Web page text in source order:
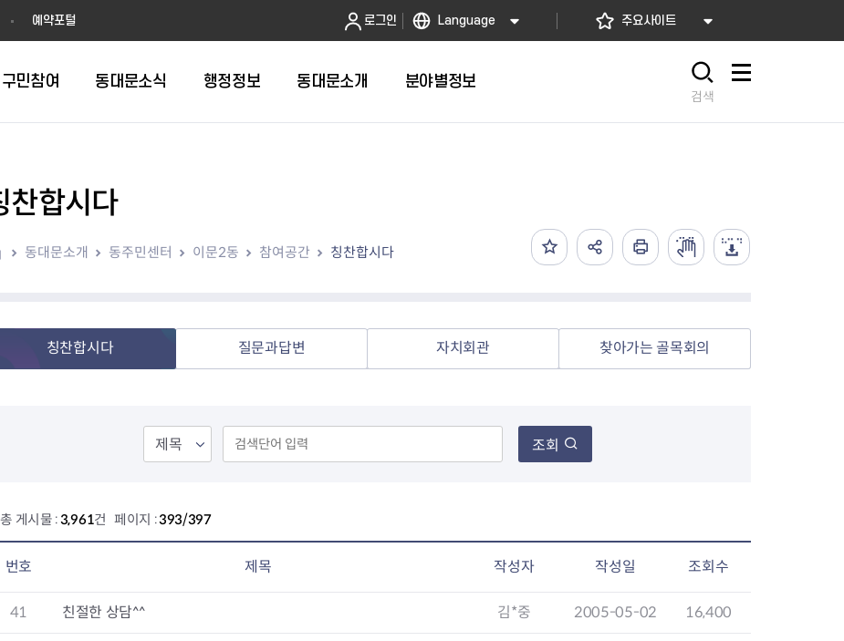
예약포털 로그인 Language 주요사이트
대형폐기물신청
청년 행정체험단 신청
민원통합상담창구
구민참여
공유공간 대관 시설 안내
나눔의 장터마당
동대문소식
지
‧다자녀지원 안내
행정정보
제도
시
고
행정정보 사전공표
결재문서 공개
업무추진비 공개
지출집행내역 공개
공유재산 정보
조직운영 핵심지표
공공데이터개방
계약현황
행정규제개혁
행정처분
법률상담
동대문소개
청사안내
위원회
제기동
전농2동
휘경2동
공공기관
분야별정보
업
DDM 청년창업센터
관련링크
청년정책 문자알림서비스
바우처사업
노인
장애인
DDM 청소년아지트
안전문화운동
우리 동네 안전지도
안전 체험·교육
재난유형별 주요정책사업
재난약자 행동요령
식
청소환경소식
지역경제소식
도시정비소식
검색
사이트맵
찬합시다
홈 동대문소개 동주민센터 이문2동 참여공간 칭찬합시다
칭찬합시다 질문과답변 자치회관 찾아가는 골목회의
조회
총 게시물 :3,961건 페이지 :393/397
번호 제목 작성자 작성일 조회수
41 친절한 상담^^ 김*중 2005-05-02 16,400